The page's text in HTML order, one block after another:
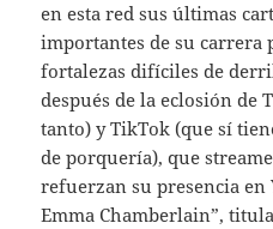
en esta red sus últimas
importantes de su carrera
fortalezas difíciles de
después de la eclosión de
tanto) y TikTok (que sí
de porquería), que
refuerzan su presencia en
Emma Chamberlain”,